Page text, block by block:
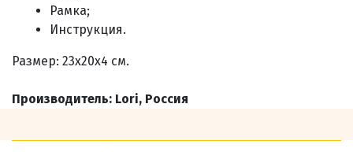
Рамка;
Инструкция.
Размер: 23х20х4 см.
Производитель: Lori, Россия